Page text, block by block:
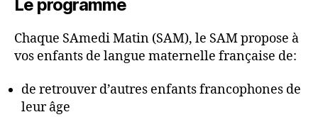
Le programme
Chaque SAmedi Matin (SAM), le SAM propose à
vos enfants de langue maternelle française de:
de retrouver d’autres enfants francophones de
leur âge